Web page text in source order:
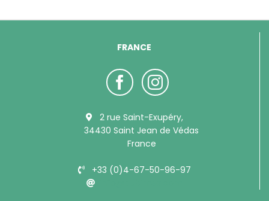
FRANCE
2 rue Saint-Exupéry,
34430 Saint Jean de Védas
France
+33 (0)4-67-50-96-97